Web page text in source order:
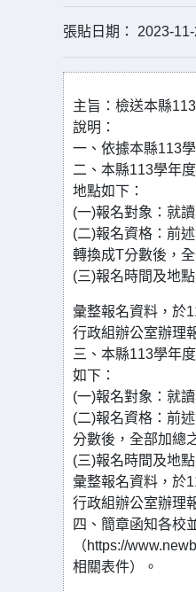
張貼日期： 2023-
主旨：檢送本縣
說明：
一、依據本縣113
二、本縣113學年
地點如下：
(一)報名對象：就
(二)報名資格：前
轉換成T分數後，
(三)報名時間及地
彙整報名資料，於
行政組辦公室辦理
三、本縣113學年
如下：
(一)報名對象：就
(二)報名資格：前
分數後，全部加總
(三)報名時間及地
彙整報名資料，於
行政組辦公室辦理
四、簡章函知各校
（https://
相關表件）。